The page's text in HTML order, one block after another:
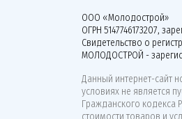
ООО «Молодострой»
ОГРН 5147746173207,
Свидетельство о
МОЛОДОСТРОЙ -
Данный интернет-сайт
условиях не является
Гражданского
стоимости товаров и